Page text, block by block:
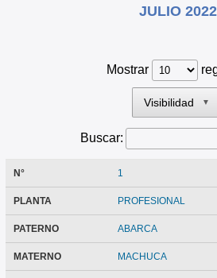
JULIO 2022
Mostrar
Visibilidad ▼
Buscar:
N° 1
PLANTA PROFESIONAL
PATERNO ABARCA
MATERNO MACHUCA